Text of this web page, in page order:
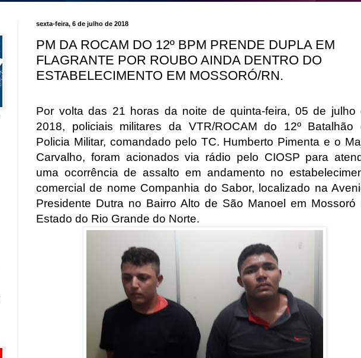
sexta-feira, 6 de julho de 2018
PM DA ROCAM DO 12º BPM PRENDE DUPLA EM
FLAGRANTE POR ROUBO AINDA DENTRO DO
ESTABELECIMENTO EM MOSSORÓ/RN.
Por volta das 21 horas da noite de quinta-feira, 05 de julho
2018, policiais militares da VTR/ROCAM do 12º Batalhão
Policia Militar, comandado pelo TC. Humberto Pimenta e o
Carvalho, foram acionados via rádio pelo CIOSP para
uma ocorrência de assalto em andamento no
comercial de nome Companhia do Sabor, localizado na
Presidente Dutra no Bairro Alto de São Manoel em Mossoró
Estado do Rio Grande do Norte.